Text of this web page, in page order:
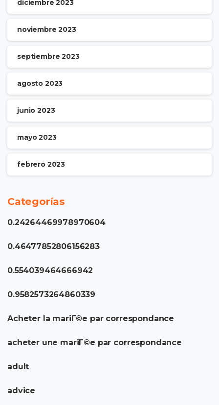
diciembre 2023
noviembre 2023
septiembre 2023
agosto 2023
junio 2023
mayo 2023
febrero 2023
Categorías
0.24264469978970604
0.46477852806156283
0.554039464666942
0.9582573264860339
Acheter la mariГ©e par correspondance
acheter une mariГ©e par correspondance
adult
advice